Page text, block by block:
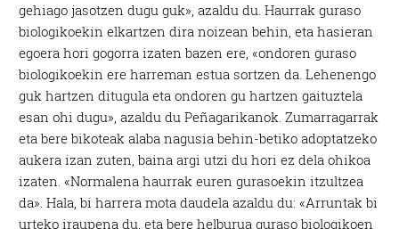
gehiago jasotzen dugu guk», azaldu du. Haurrak guraso
biologikoekin elkartzen dira noizean behin, eta hasieran
egoera hori gogorra izaten bazen ere, «ondoren guraso
biologikoekin ere harreman estua sortzen da. Lehenengo
guk hartzen ditugula eta ondoren gu hartzen gaituztela
esan ohi dugu», azaldu du Peñagarikanok. Zumarragarrak
eta bere bikoteak alaba nagusia behin-betiko adoptatzeko
aukera izan zuten, baina argi utzi du hori ez dela ohikoa
izaten. «Normalena haurrak euren gurasoekin itzultzea
da». Hala, bi harrera mota daudela azaldu du: «Arruntak bi
urteko iraupena du, eta bere helburua guraso biologikoen